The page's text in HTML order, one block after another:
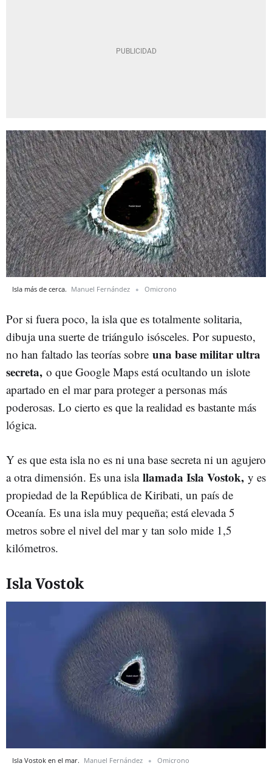
Isla más de cerca. Manuel Fernández Omicrono
Por si fuera poco, la isla que es totalmente solitaria,
dibuja una suerte de triángulo isósceles. Por supuesto,
no han faltado las teorías sobre una base militar ultra
secreta, o que Google Maps está ocultando un islote
apartado en el mar para proteger a personas más
poderosas. Lo cierto es que la realidad es bastante más
lógica.
Y es que esta isla no es ni una base secreta ni un agujero
a otra dimensión. Es una isla llamada Isla Vostok, y es
propiedad de la República de Kiribati, un país de
Oceanía. Es una isla muy pequeña; está elevada 5
metros sobre el nivel del mar y tan solo mide 1,5
kilómetros.
Isla Vostok
Isla Vostok en el mar. Manuel Fernández Omicrono